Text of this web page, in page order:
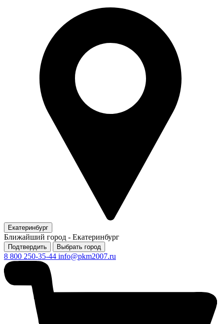
Екатеринбург
Ближайший город - Екатеринбург
Подтвердить Выбрать город
8 800 250-35-44 info@pkm2007.ru